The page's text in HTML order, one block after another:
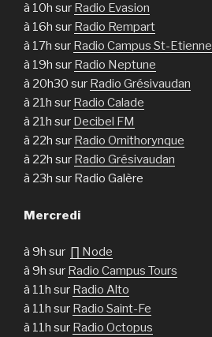
à 10h sur Radio Evasion
à 16h sur Radio Rempart
à 17h sur Radio Campus St-Etienne
à 19h sur Radio Neptune
à 20h30 sur Radio Grésivaudan
à 21h sur Radio Calade
à 21h sur Decibel FM
à 22h sur Radio Ornithorynque
à 22h sur Radio Grésivaudan
à 23h sur Radio Galère
Mercredi
à 9h sur ∏ Node
à 9h sur Radio Campus Tours
à 11h sur Radio Alto
à 11h sur Radio Saint-Fe
à 11h sur Radio Octopus